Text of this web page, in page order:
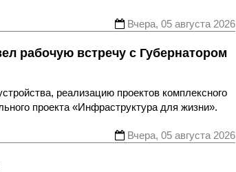
Вчера, 05 августа 2026
рабочую встречу с Губернатором
реализацию проектов комплексного
проекта «Инфраструктура для жизни».
Вчера, 05 августа 2026